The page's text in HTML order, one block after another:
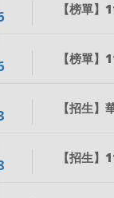
【榜單
【榜單
【招生
【招生